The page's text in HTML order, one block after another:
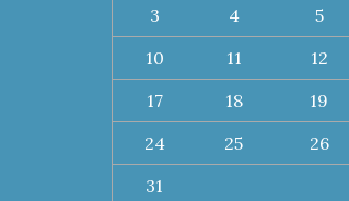
3
4 5
10
11 12
17
18 19
24
25 26
31